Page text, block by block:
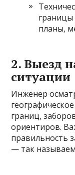
планы,
2. Выезд
ситуации
Инженер
границ,
ориентиров.
правильность
— так